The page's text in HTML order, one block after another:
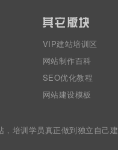
VIP建站培训区
网站制作百科
SEO优化教程
网站建设模板
培训学员真正做到独立自己